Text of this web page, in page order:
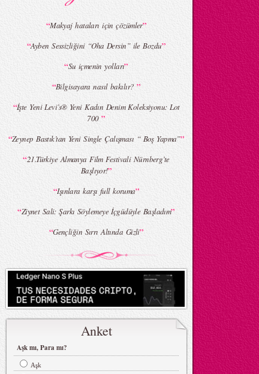
“Makyaj hataları için çözümler”
“Ayben Sessizliğini “Oha Dersin” ile Bozdu”
“Su içmenin yolları”
“Bilgisayara nasıl bakılır? ”
“İşte Yeni Levi’s® Yeni Kadın Denim Koleksiyonu: Lot
700”
“Zeynep Bastık’tan Yeni Single Çalışması “ Boş Yapma””
“21.Türkiye Almanya Film Festivali Nürnberg’te
Başlıyor!”
“Işınlara karşı full koruma”
“Ziynet Sali: Şarkı Söylemeye İçgüdüyle Başladım”
“Gençliğin Sırrı Altında Gizli”
Anket
Aşk mı, Para mı?
Aşk